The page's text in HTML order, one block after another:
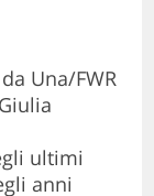
Una/FWR
ultimi
anni